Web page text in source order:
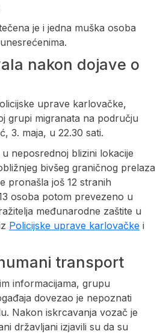
je i jedna muška osoba
nakon dojave o
uprave karlovačke,
grupi migranata na području
3. maja, u 22.30 sati.
neposrednoj blizini lokacije
bivšeg graničnog prelaza
pronašla još 12 stranih
osoba potom prevezeno u
međunarodne zaštite u
Policijske uprave karlovačke i
transport
informacijama, grupu
dovezao je nepoznati
Nakon iskrcavanja vozač je
državljani izjavili su da su